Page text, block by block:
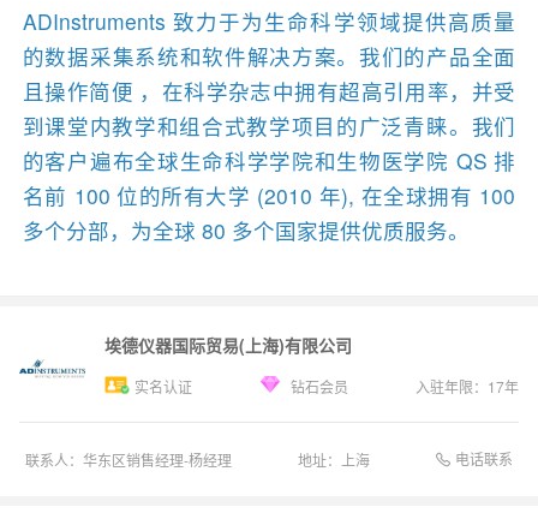
ADInstruments 致力于为生命科学领域提供高质量
的数据采集系统和软件解决方案。我们的产品全面
且操作简便 ，在科学杂志中拥有超高引用率，并受
到课堂内教学和组合式教学项目的广泛青睐​。我们
的客户遍布全球生命科学学院和生物医学院 QS 排
名前 100 位的所有大学 (2010 年), 在全球拥有 100
多个分部，为全球 80 多个国家提供优质服务。
埃德仪器国际贸易(上海)有限公司
实名认证 钻石会员 入驻年限： 17年
联系人： 华东区销售经理-杨经理 地址： 上海 电话联系